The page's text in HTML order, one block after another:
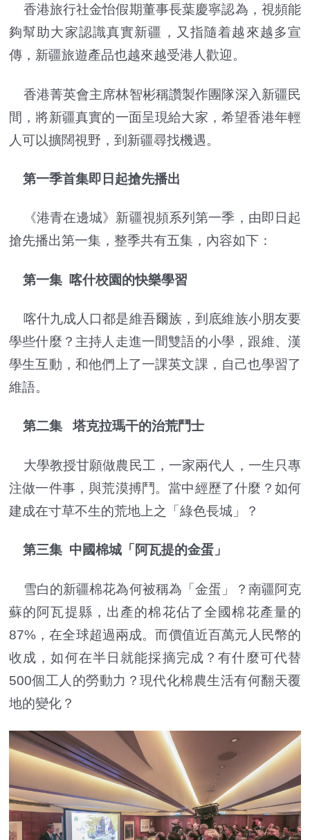
香港旅行社金怡假期董事長葉慶寧認為，視頻能
夠幫助大家認識真實新疆，又指隨着越來越多宣
傳，新疆旅遊產品也越來越受港人歡迎。
香港菁英會主席林智彬稱讚製作團隊深入新疆民
間，將新疆真實的一面呈現給大家，希望香港年輕
人可以擴闊視野，到新疆尋找機遇。
第一季首集即日起搶先播出
《港青在邊城》新疆視頻系列第一季，由即日起
搶先播出第一集，整季共有五集，內容如下：
第一集 喀什校園的快樂學習
喀什九成人口都是維吾爾族，到底維族小朋友要
學些什麼？主持人走進一間雙語的小學，跟維、漢
學生互動，和他們上了一課英文課，自己也學習了
維語。
第二集 塔克拉瑪干的治荒鬥士
大學教授甘願做農民工，一家兩代人，一生只專
注做一件事，與荒漠搏鬥。當中經歷了什麼？如何
建成在寸草不生的荒地上之「綠色長城」？
第三集 中國棉城「阿瓦提的金蛋」
雪白的新疆棉花為何被稱為「金蛋」？南疆阿克
蘇的阿瓦提縣，出產的棉花佔了全國棉花產量的
87%，在全球超過兩成。而價值近百萬元人民幣的
收成，如何在半日就能採摘完成？有什麼可代替
500個工人的勞動力？現代化棉農生活有何翻天覆
地的變化？